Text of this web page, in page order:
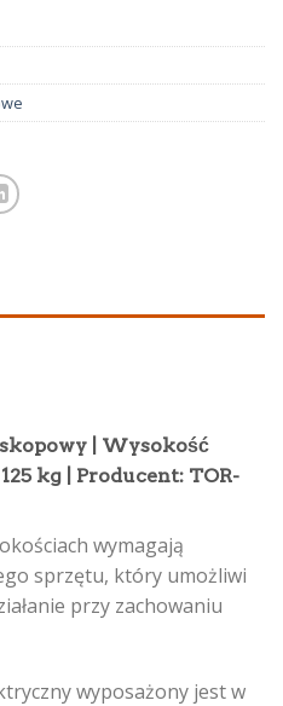
| Wysokość
kg | Producent: TOR-
wymagają
sprzętu, który umożliwi
przy zachowaniu
wyposażony jest w